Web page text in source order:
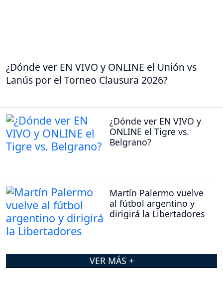
¿Dónde ver EN VIVO y ONLINE el Unión vs
Lanús por el Torneo Clausura 2026?
¿Dónde ver EN VIVO y
ONLINE el Tigre vs.
Belgrano?
Martín Palermo vuelve
al fútbol argentino y
dirigirá la Libertadores
VER MÁS +